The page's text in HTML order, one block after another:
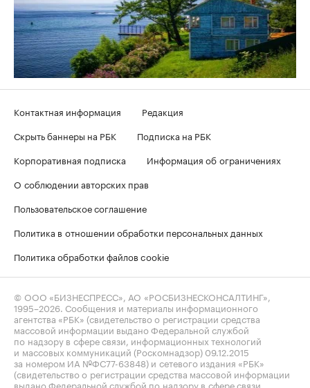
Контактная информация
Редакция
Скрыть баннеры на РБК
Подписка на РБК
Корпоративная подписка
Информация об ограничениях
О соблюдении авторских прав
Пользовательское соглашение
Политика в отношении обработки персональных данных
Политика обработки файлов cookie
© ООО «БИЗНЕСПРЕСС», АО «РОСБИЗНЕСКОНСАЛТИНГ»,
1995–2026 . Сообщения и материалы информационного
агентства «РБК» (свидетельство о регистрации средства
массовой информации выдано Федеральной службой
по надзору в сфере связи, информационных технологий
и массовых коммуникаций (Роскомнадзор) 09.12.2015
за номером ИА №ФС77-63848) и сетевого издания «РБК»
(свидетельство о регистрации средства массовой информации
выдано Федеральной службой по надзору в сфере связи,